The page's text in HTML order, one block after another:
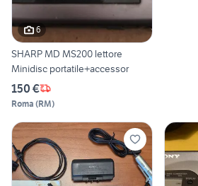
6
SHARP MD MS200 lettore
Minidisc portatile+accessor
150 €
Roma (RM)